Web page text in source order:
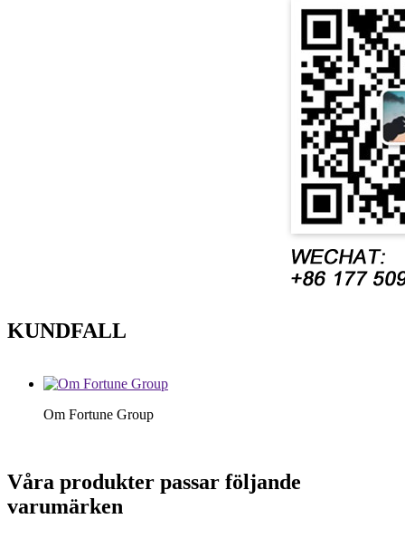
KUNDFALL
Om Fortune Group
Våra produkter passar följande
varumärken